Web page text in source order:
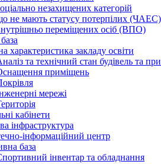
незахищених категорій
не мають статусу потерпілих (ЧАЕС)
переміщених осіб (ВПО)
характеристика закладу освіти
та технічний стан будівель та
приміщень
мережі
кабінети
інфраструктура
інформаційний центр
база
інвентар та обладнання